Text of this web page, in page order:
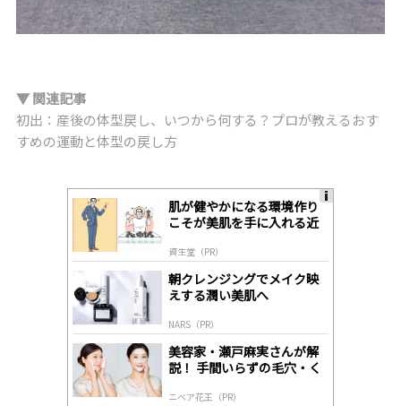
▼ 関連記事
初出：産後の体型戻し、いつから何する？プロが教えるおす
すめの運動と体型の戻し方
肌が健やかになる環境作り
こそが美肌を手に入れる近
資生堂（PR）
朝クレンジングでメイク映
えする潤い美肌へ
NARS（PR）
美容家・瀬戸麻実さんが解
説！ 手間いらずの毛穴・く
ニベア花王（PR）